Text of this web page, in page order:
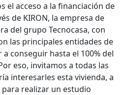
el acceso a la financiación de
de KIRON, la empresa de
del grupo Tecnocasa, con
las principales entidades de
a conseguir hasta el 100% del
eso, invitamos a todas las
interesarles esta vivienda, a
realizar un estudio